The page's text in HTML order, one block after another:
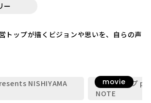
ー
トップが描くビジョンや思いを、自らの声
NISHIYAMA
movie
九電グループ
NOTE